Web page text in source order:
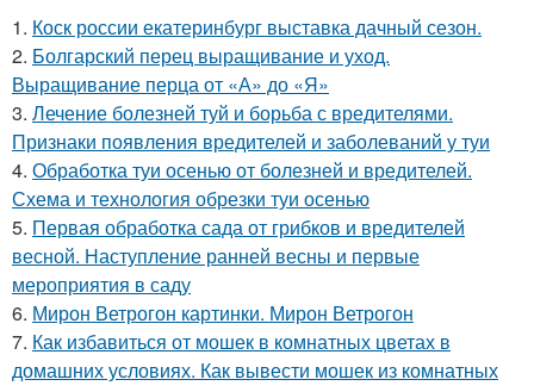
1. Коск россии екатеринбург выставка дачный сезон.
2. Болгарский перец выращивание и уход.
Выращивание перца от «А» до «Я»
3. Лечение болезней туй и борьба с вредителями.
Признаки появления вредителей и заболеваний у туи
4. Обработка туи осенью от болезней и вредителей.
Схема и технология обрезки туи осенью
5. Первая обработка сада от грибков и вредителей
весной. Наступление ранней весны и первые
мероприятия в саду
6. Мирон Ветрогон картинки. Мирон Ветрогон
7. Как избавиться от мошек в комнатных цветах в
домашних условиях. Как вывести мошек из комнатных